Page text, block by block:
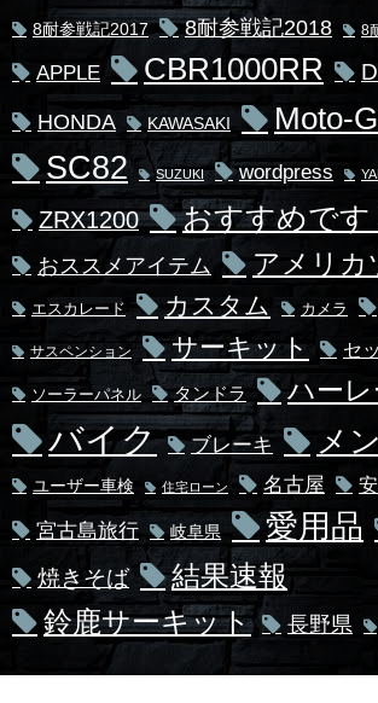
8耐参戦記2017 8耐参戦記2018 8
APPLE CBR1000RR
HONDA KAWASAKI Moto-
SC82 SUZUKI wordpress
ZRX1200 おすすめです
おススメアイテム アメリカ
エスカレード カスタム カメラ
サスペンション サーキット セ
ソーラーパネル タンドラ ハーレ
バイク ブレーキ メ
ユーザー車検 住宅ローン 名古屋
宮古島旅行 岐阜県 愛用品
焼きそば
結果速報
鈴鹿サーキット
長野県